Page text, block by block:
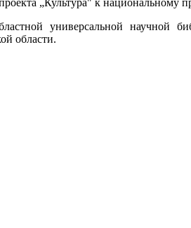
универсальной
области.